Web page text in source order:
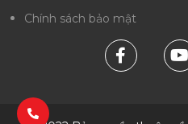
Chính sách bảo mật